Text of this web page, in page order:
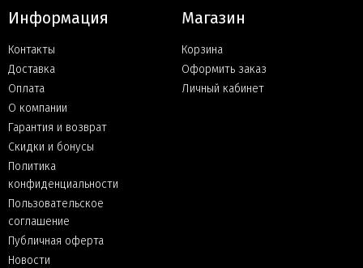
Информация
Контакты
Доставка
Оплата
О компании
Гарантия и возврат
Скидки и бонусы
Политика
конфиденциальности
Пользовательское
соглашение
Публичная оферта
Новости
Магазин
Корзина
Оформить заказ
Личный кабинет